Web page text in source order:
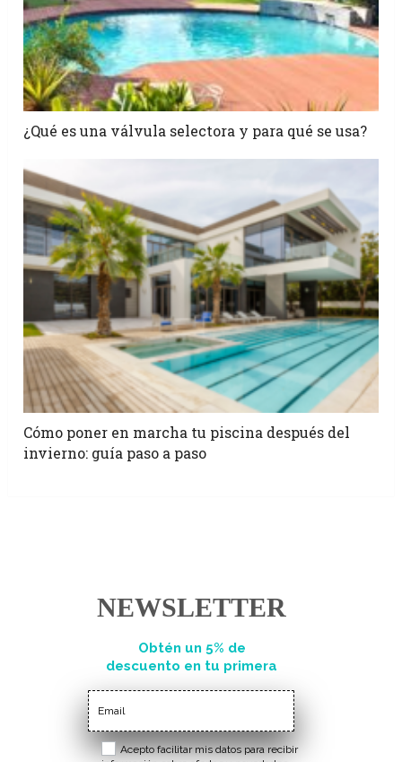
¿Qué es una válvula selectora y para qué se usa?
Cómo poner en marcha tu piscina después del
invierno: guía paso a paso
Obtén un 5% de
descuento en tu primera
NEWSLETTER
Acepto facilitar mis datos para recibir